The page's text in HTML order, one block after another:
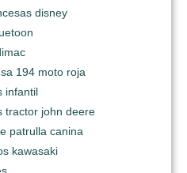
disney
194 moto roja
infantil
tractor john deere
patrulla canina
kawasaki